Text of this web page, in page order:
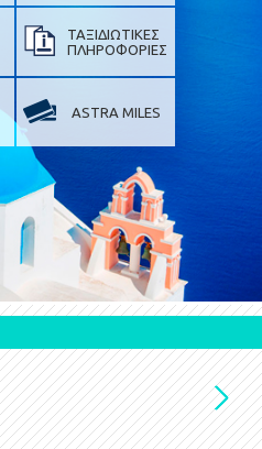
ΤΑΞΙΔΙΩΤΙΚΕΣ
ΠΛΗΡΟΦΟΡΙΕΣ
ASTRA MILES